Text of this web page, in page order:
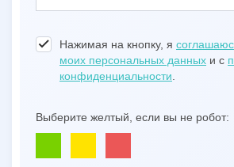
Нажимая на кнопку, я
моих персональных данных и с
конфиденциальности
Выберите желтый, если вы не робот: